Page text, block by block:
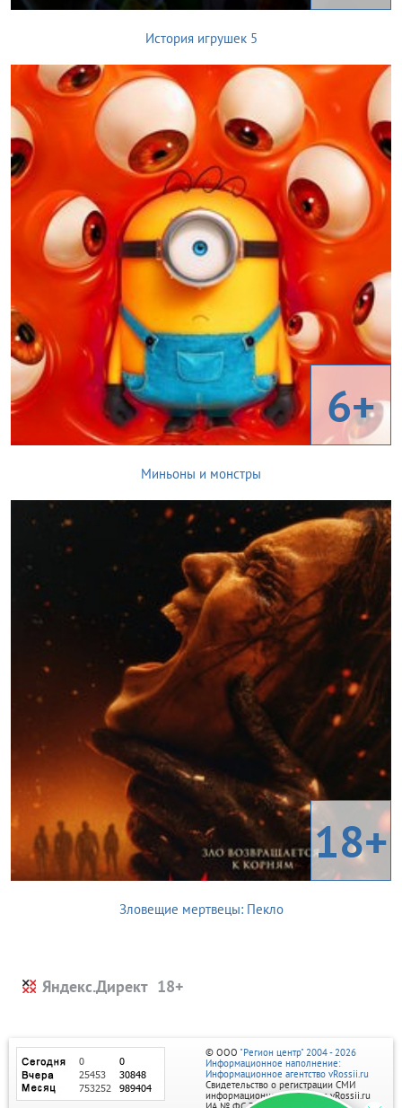
История игрушек 5
6+
Миньоны и монстры
18+
Зловещие мертвецы: Пекло
Яндекс.Директ
© ООО "Регион центр" 2004 - 2026
Информационное наполнение:
Информационное агентство vRossii.ru
Свидетельство о регистрации СМИ
информационного агентства vRossii.ru